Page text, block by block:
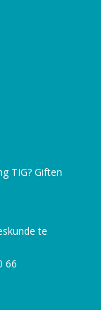
TIG? Giften
te
66